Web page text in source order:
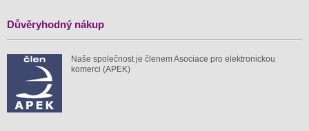
Důvěryhodný nákup
Naše společnost je členem Asociace pro elektronickou
komerci (APEK)